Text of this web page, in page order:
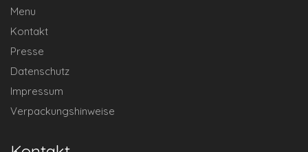
Menu
Kontakt
Presse
Datenschutz
Impressum
Verpackungshinweise